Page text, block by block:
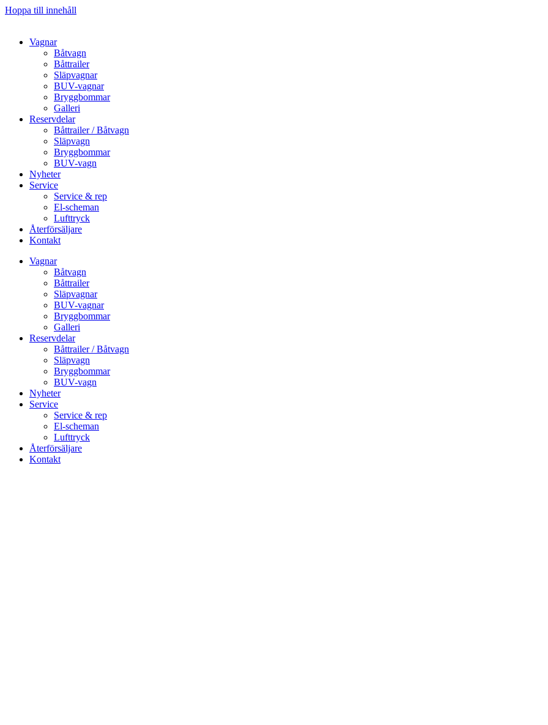
Hoppa till innehåll
Vagnar
Båtvagn
Båttrailer
Släpvagnar
BUV-vagnar
Bryggbommar
Galleri
Reservdelar
Båttrailer / Båtvagn
Släpvagn
Bryggbommar
BUV-vagn
Nyheter
Service
Service & rep
El-scheman
Lufttryck
Återförsäljare
Kontakt
Vagnar
Båtvagn
Båttrailer
Släpvagnar
BUV-vagnar
Bryggbommar
Galleri
Reservdelar
Båttrailer / Båtvagn
Släpvagn
Bryggbommar
BUV-vagn
Nyheter
Service
Service & rep
El-scheman
Lufttryck
Återförsäljare
Kontakt